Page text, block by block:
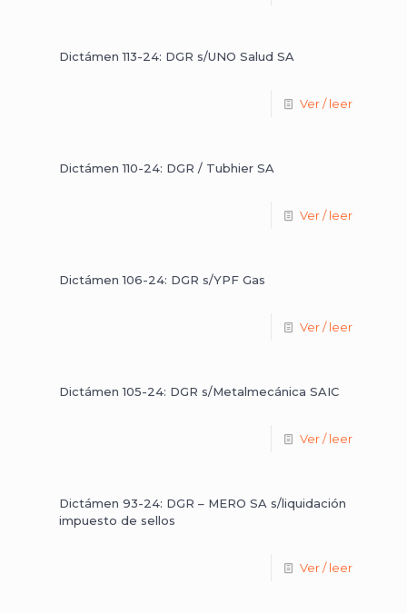
Dictámen 113-24: DGR s/UNO Salud SA
Ver / leer
Dictámen 110-24: DGR / Tubhier SA
Ver / leer
Dictámen 106-24: DGR s/YPF Gas
Ver / leer
Dictámen 105-24: DGR s/Metalmecánica SAIC
Ver / leer
Dictámen 93-24: DGR – MERO SA s/liquidación
impuesto de sellos
Ver / leer